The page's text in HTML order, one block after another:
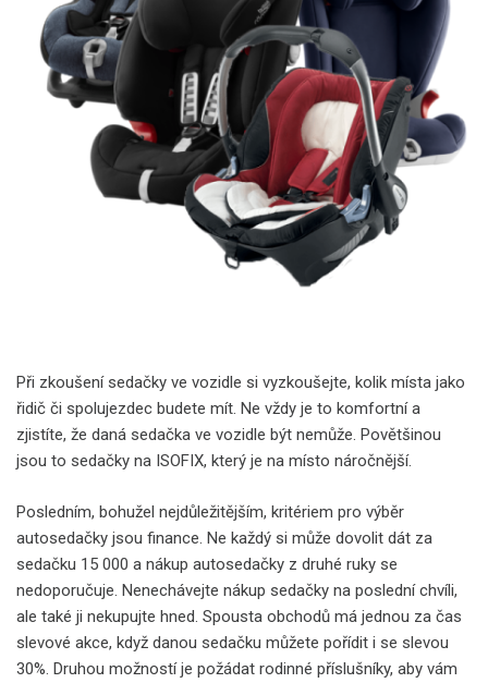
Při zkoušení sedačky ve vozidle si vyzkoušejte, kolik místa jako
řidič či spolujezdec budete mít. Ne vždy je to komfortní a
zjistíte, že daná sedačka ve vozidle být nemůže. Povětšinou
jsou to sedačky na ISOFIX, který je na místo náročnější.
Posledním, bohužel nejdůležitějším, kritériem pro výběr
autosedačky jsou finance. Ne každý si může dovolit dát za
sedačku 15 000 a nákup autosedačky z druhé ruky se
nedoporučuje. Nenechávejte nákup sedačky na poslední chvíli,
ale také ji nekupujte hned. Spousta obchodů má jednou za čas
slevové akce, když danou sedačku můžete pořídit i se slevou
30%. Druhou možností je požádat rodinné příslušníky, aby vám